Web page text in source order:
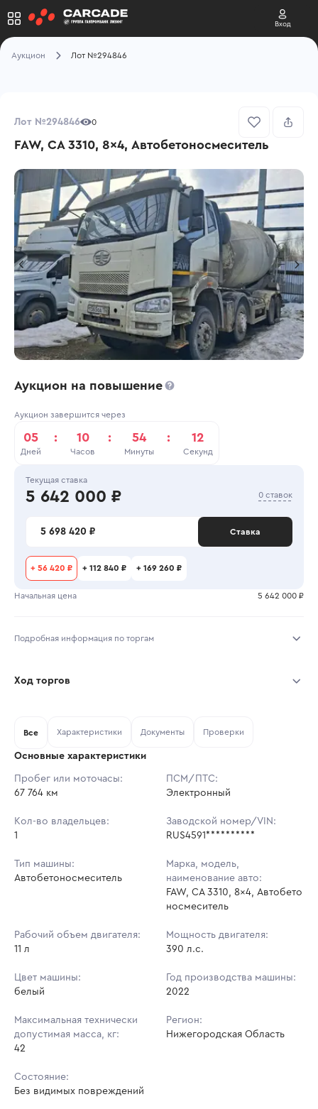
Вход
Аукцион Лот №294846
Лот №294846 0
FAW, CA 3310, 8x4, Автобетоносмеситель
Аукцион на повышение
Аукцион завершится через
05
Дней
: 10
Часов
: 54
Минуты
: 12
Секунд
Текущая ставка
5 642 000 ₽ 0 ставок
5 698 420 ₽ Ставка
+ 56 420 ₽ + 112 840 ₽ + 169 260 ₽
Начальная цена 5 642 000 ₽
Подробная информация по торгам
Тип аукциона: Открытые торги
Шаг торгов: 56 420 ₽
Кол-во ставок:
Ход торгов
Ставок не найдено
в аукционах
Все Характеристики Документы Проверки
Основные характеристики
Пробег или моточасы:
67 764 км
ПСМ/ПТС:
Электронный
Кол-во владельцев:
1
Заводской номер/VIN:
RUS4591**********
Тип машины:
Автобетоносмеситель
Марка, модель,
наименование авто:
FAW, CA 3310, 8x4, Автобето
носмеситель
Рабочий объем двигателя:
11 л
Мощность двигателя:
390 л.с.
Цвет машины:
белый
Год производства машины:
2022
Максимальная технически
допустимая масса, кг:
42
Регион:
Нижегородская Область
Состояние:
Без видимых повреждений